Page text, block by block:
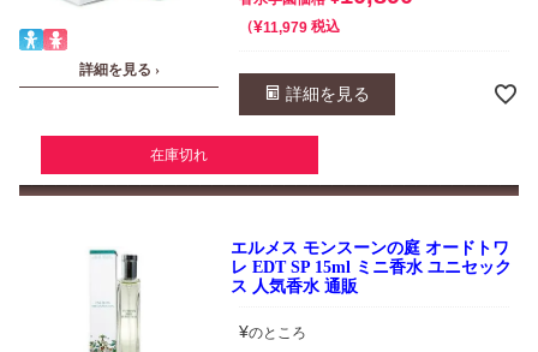
詳細を見る ›
¥11,979 税込
詳細を見る
在庫切れ
エルメス モンスーンの庭 オードトワ
レ EDT SP 15ml ミニ香水 ユニセック
ス 人気香水 通販
¥のところ